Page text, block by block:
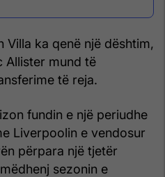
Villa ka qenë një dështim,
Allister mund të
të reja.
fundin e një periudhe
Liverpoolin e vendosur
përpara një tjetër
sezonin e